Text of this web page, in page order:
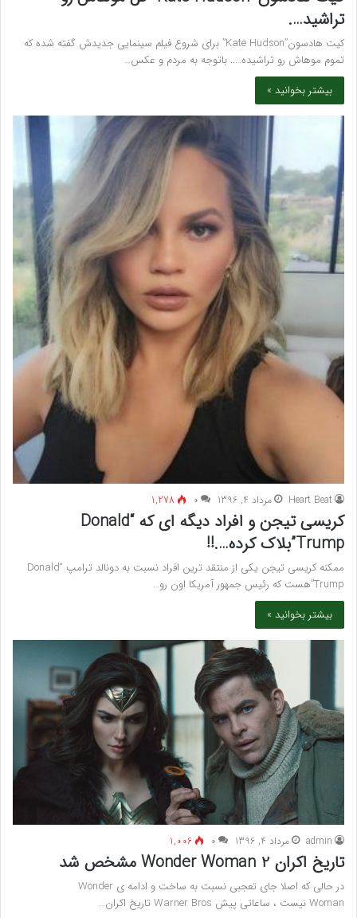
تراشید….
کیت هادسون”Kate Hudson” برای شروع فیلم سینمایی جدیدش گفته شده که
تموم موهاش رو تراشیده….. باتوجه به مردم و عکس…
بیشتر بخوانید »
Heart Beat مرداد 4, 1396 ۰ 1,278
کریسی تیجن و افراد دیگه ای که “Donald
Trump”بلاک کرده….!!
ممکنه کریسی تیجن یکی از منتقد ترین افراد نسبت به دونالد ترامپ “Donald
Trump”هست که رئیس جمهور آمریکا اون رو…
بیشتر بخوانید »
admin مرداد 4, 1396 ۰ 1,006
تاریخ اکران Wonder Woman 2 مشخص شد
در حالی که اصلا جای تعجبی نسبت به ساخت و ادامه ی Wonder
Woman نیست ، ساعاتی پیش Warner Bros تاریخ اکران…